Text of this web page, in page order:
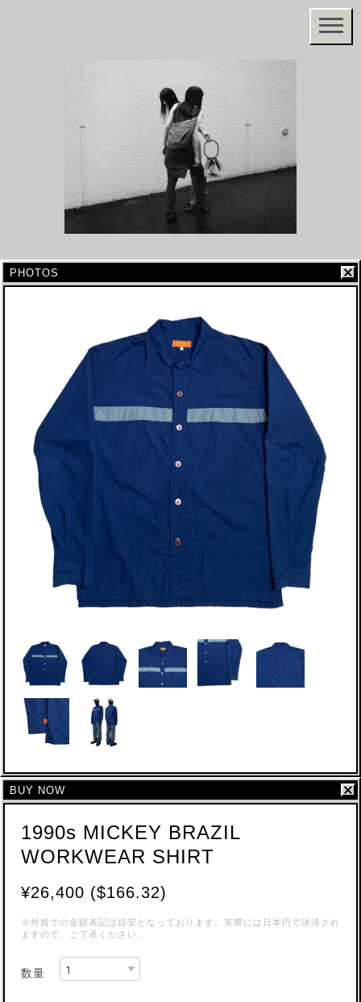
PHOTOS
BUY NOW
1990s MICKEY BRAZIL
WORKWEAR SHIRT
¥26,400 ($166.32)
※外貨での金額表記は目安となっております。実際には日本円で決済され
ますので、ご了承ください。
数量